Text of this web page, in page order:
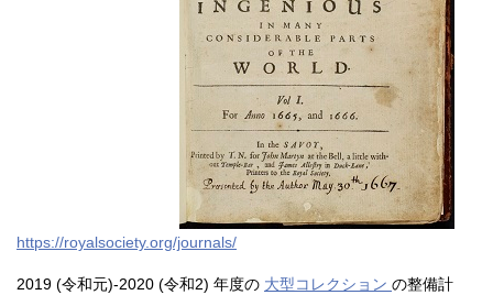
https://royalsociety.org/journals/
2019 (令和元)-2020 (令和2) 年度の 大型コレクション の整備計